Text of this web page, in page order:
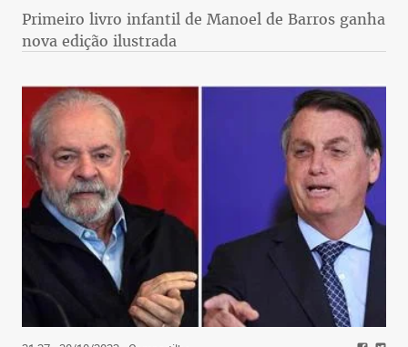
Primeiro livro infantil de Manoel de Barros ganha
nova edição ilustrada